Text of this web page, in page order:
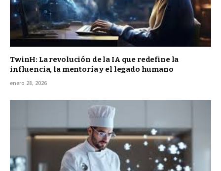
TwinH: La revolución de la IA que redefine la
influencia, la mentoría y el legado humano
enero 28, 2026